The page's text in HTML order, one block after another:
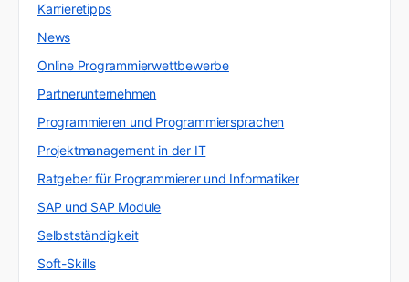
Karrieretipps
News
Online Programmierwettbewerbe
Partnerunternehmen
Programmieren und Programmiersprachen
Projektmanagement in der IT
Ratgeber für Programmierer und Informatiker
SAP und SAP Module
Selbstständigkeit
Soft-Skills